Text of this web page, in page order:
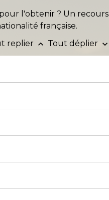
l'obtenir ? Un recours
française.
replier keyboard_arrow_up Tout déplier keyboard_arrow_down